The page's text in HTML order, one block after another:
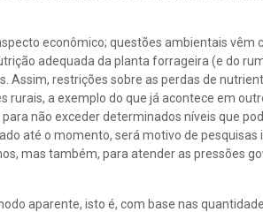
econômico; questões ambientais vêm
adequada da planta forrageira (e do
Assim, restrições sobre as perdas de
a exemplo do que já acontece em
não exceder determinados níveis que
até o momento, será motivo de pesquisas
mas também, para atender as pressões
aparente, isto é, com base nas